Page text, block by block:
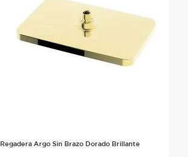
Regadera Argo Sin Brazo Dorado Brillante